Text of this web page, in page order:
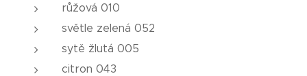
růžová 010
světle zelená 052
sytě žlutá 005
citron 043